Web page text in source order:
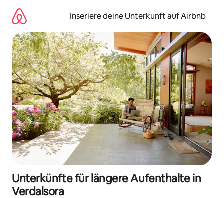
Inhalten
springen
Inseriere deine Unterkunft auf Airbnb
Unterkünfte für längere Aufenthalte in
Verdalsora